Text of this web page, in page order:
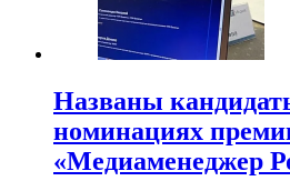
Названы
номинациях
«Медиаменеджер